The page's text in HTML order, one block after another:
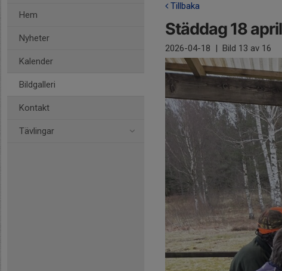
Hem
Nyheter
Kalender
Bildgalleri
Kontakt
Tävlingar
Tillbaka
Städdag 18
2026-04-18 | Bild 13 av 16